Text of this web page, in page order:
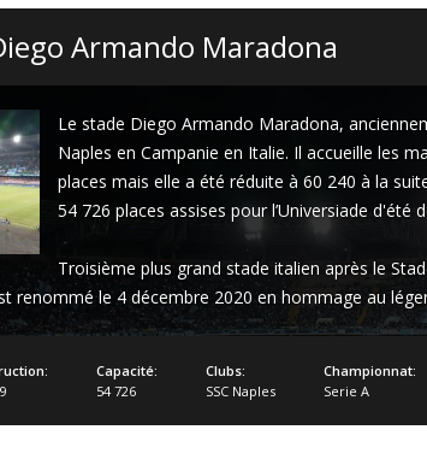
Armando Maradona
Le stade Diego Armando Maradona,
Naples en Campanie en Italie. Il accueille les
places mais elle a été réduite à 60 240 à la
54 726 places assises pour l’Universiade d'été
Troisième plus grand stade italien après le
renommé le 4 décembre 2020 en hommage au
Capacité:
54 726
Clubs:
SSC Naples
Championnat:
Serie A